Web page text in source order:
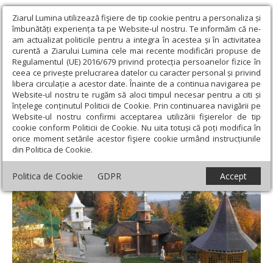
Ziarul Lumina utilizează fişiere de tip cookie pentru a personaliza și
îmbunătăți experiența ta pe Website-ul nostru. Te informăm că ne-
am actualizat politicile pentru a integra în acestea și în activitatea
curentă a Ziarului Lumina cele mai recente modificări propuse de
Regulamentul (UE) 2016/679 privind protecția persoanelor fizice în
ceea ce privește prelucrarea datelor cu caracter personal și privind
libera circulație a acestor date. Înainte de a continua navigarea pe
Website-ul nostru te rugăm să aloci timpul necesar pentru a citi și
înțelege conținutul Politicii de Cookie. Prin continuarea navigării pe
Website-ul nostru confirmi acceptarea utilizării fişierelor de tip
cookie conform Politicii de Cookie. Nu uita totuși că poți modifica în
orice moment setările acestor fişiere cookie urmând instrucțiunile
din Politica de Cookie.
Politica de Cookie GDPR Accept
Ziarul Lumina › Actualitate religioasă
Actualitate religioasă